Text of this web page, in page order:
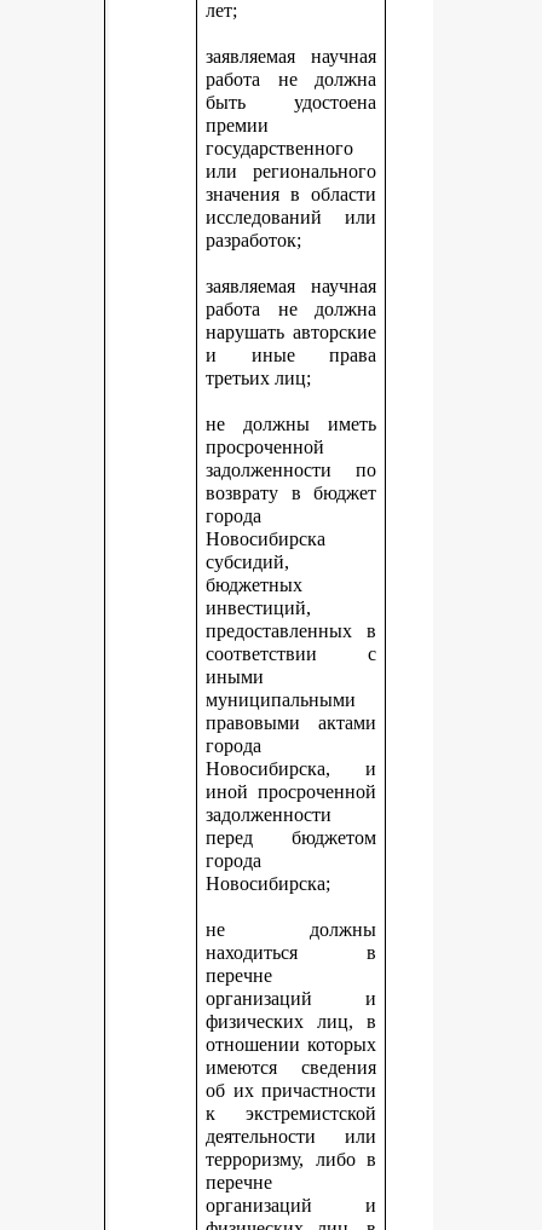
лет;
заявляемая научная
работа не должна
быть удостоена
премии
государственного
или регионального
значения в области
исследований или
разработок;
заявляемая научная
работа не должна
нарушать авторские
и иные права
третьих лиц;
не должны иметь
просроченной
задолженности по
возврату в бюджет
города
Новосибирска
субсидий,
бюджетных
инвестиций,
предоставленных в
соответствии с
иными
муниципальными
правовыми актами
города
Новосибирска, и
иной просроченной
задолженности
перед бюджетом
города
Новосибирска;
не должны
находиться в
перечне
организаций и
физических лиц, в
отношении которых
имеются сведения
об их причастности
к экстремистской
деятельности или
терроризму, либо в
перечне
организаций и